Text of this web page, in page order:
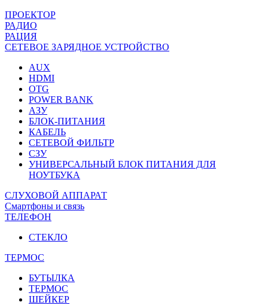
ПРОЕКТОР
РАДИО
РАЦИЯ
СЕТЕВОЕ ЗАРЯДНОЕ УСТРОЙСТВО
AUX
HDMI
OTG
POWER BANK
АЗУ
БЛОК-ПИТАНИЯ
КАБЕЛЬ
СЕТЕВОЙ ФИЛЬТР
СЗУ
УНИВЕРСАЛЬНЫЙ БЛОК ПИТАНИЯ ДЛЯ
НОУТБУКА
СЛУХОВОЙ АППАРАТ
Смартфоны и связь
ТЕЛЕФОН
СТЕКЛО
ТЕРМОС
БУТЫЛКА
ТЕРМОС
ШЕЙКЕР